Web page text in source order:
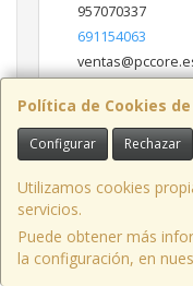
Política de Cookies
Configurar Rechazar
Utilizamos cookies
servicios.
Puede obtener más
la configuración, en
957070337
691154063
Horario
10-13:30
Avenida de la Viñuela nº 3,
Tfno: 957070337